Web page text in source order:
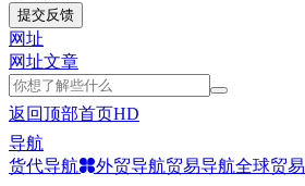
提交反馈
网址
网址文章
返回顶部首页HD
导航
货代导航
外贸导航贸易导航全球贸易